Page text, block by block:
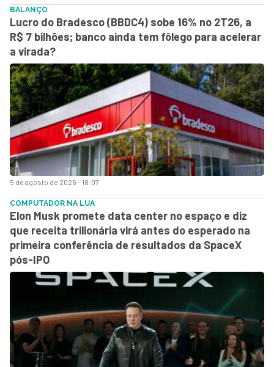
5 de agosto de 2026 - 18:07
BALANÇO
Lucro do Bradesco (BBDC4) sobe 16% no 2T26, a
R$ 7 bilhões; banco ainda tem fôlego para acelerar
a virada?
COMPUTADOR NA LUA
Elon Musk promete data center no espaço e diz
que receita trilionária virá antes do esperado na
primeira conferência de resultados da SpaceX
pós-IPO